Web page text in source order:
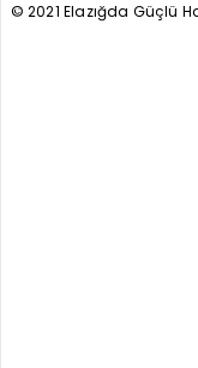
© 2021 Elazığda Güçlü